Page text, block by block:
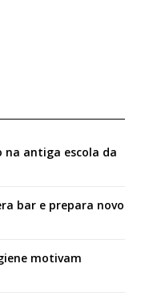
antiga escola da
bar e prepara novo
motivam